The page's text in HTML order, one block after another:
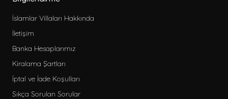
İslamlar Villaları Hakkında
İletişim
Banka Hesaplarımız
Kiralama Şartları
İptal ve İade Koşulları
Sıkça Sorulan Sorular